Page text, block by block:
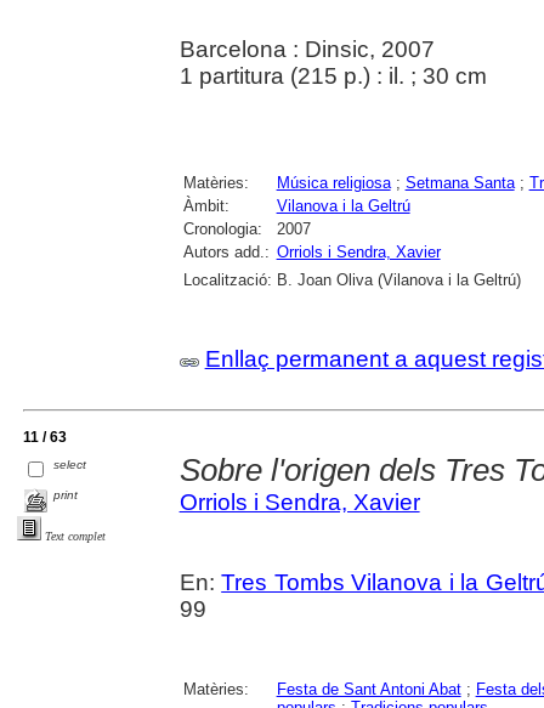
Barcelona : Dinsic, 2007
1 partitura (215 p.) : il. ; 30 cm
Matèries: Música religiosa; Setmana Santa;
Àmbit:
Vilanova i la Geltrú
Cronologia:
2007
Autors add.: Orriols i Sendra, Xavier
Localització: B. Joan Oliva (Vilanova i la Geltrú)
Enllaç permanent a aquest
11 / 63
select
print
Text complet
Sobre l'origen dels Tres
Orriols i Sendra, Xavier
En:Tres Tombs Vilanova i la
99
Matèries: Festa de Sant Antoni Abat; Festa